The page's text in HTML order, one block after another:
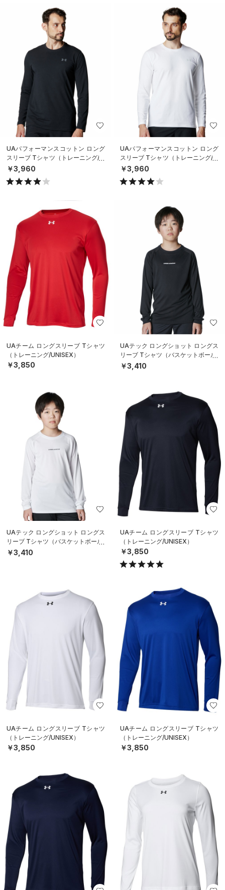
UAパフォーマンスコットン ロング
スリーブ Tシャツ（トレーニング/M
EN）
￥3,960
UAパフォーマンスコットン ロング
スリーブ Tシャツ（トレーニング/M
EN）
￥3,960
UAチーム ロングスリーブ Tシャツ
（トレーニング/UNISEX）
￥3,850
UAテック ロングショット ロングス
リーブ Tシャツ（バスケットボール/
BOYS）
￥3,410
UAテック ロングショット ロングス
リーブ Tシャツ（バスケットボール/
BOYS）
￥3,410
UAチーム ロングスリーブ Tシャツ
（トレーニング/UNISEX）
￥3,850
UAチーム ロングスリーブ Tシャツ
（トレーニング/UNISEX）
￥3,850
UAチーム ロングスリーブ Tシャツ
（トレーニング/UNISEX）
￥3,850